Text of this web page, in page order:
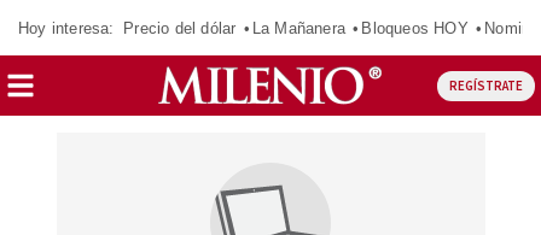
Hoy interesa: Precio del dólar La Mañanera Bloqueos HOY
REGÍSTRATE